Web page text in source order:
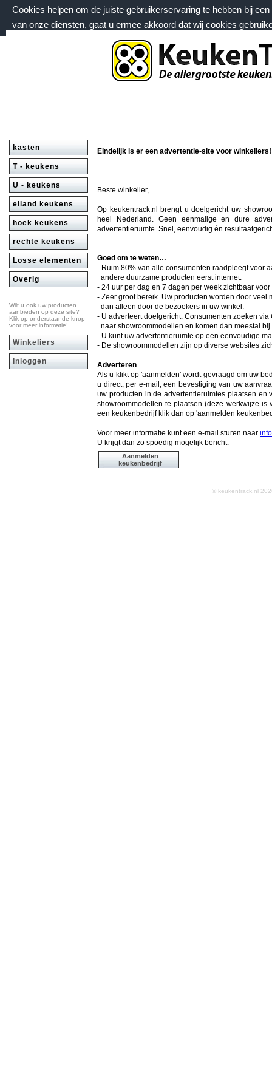
Cookies helpen om de juiste gebruikerservaring te hebben bij
van onze diensten, gaat u ermee akkoord dat wij cookies
zondag 9 augustus 2026, 16:10 uur
Welkom bij keukentrack.nl
kasten
T - keukens
U - keukens
eiland keukens
hoek keukens
rechte keukens
Losse elementen
Overig
Wilt u ook uw producten
aanbieden op deze site?
Klik op onderstaande knop
voor meer informatie!
Winkeliers
Inloggen
Eindelijk is er een advertentie-site voor
Beste winkelier,
Op keukentrack.nl brengt u doelgericht uw
heel Nederland. Geen eenmalige en dure
advertentieruimte. Snel, eenvoudig én
Goed om te weten…
- Ruim 80% van alle consumenten raadpleegt voor
andere duurzame producten eerst internet.
- 24 uur per dag en 7 dagen per week zichtbaar
- Zeer groot bereik. Uw producten worden door
dan alleen door de bezoekers in uw winkel.
- U adverteert doelgericht. Consumenten zoeken
naar showroommodellen en komen dan meestal
- U kunt uw advertentieruimte op een eenvoudige
- De showroommodellen zijn op diverse websites
Adverteren
Als u klikt op 'aanmelden' wordt gevraagd om uw
u direct, per e-mail, een bevestiging van uw
uw producten in de advertentieruimtes plaatsen
showroommodellen te plaatsen (deze werkwijze
een keukenbedrijf klik dan op 'aanmelden
Voor meer informatie kunt een e-mail sturen naar
U krijgt dan zo spoedig mogelijk bericht.
Aanmelden
keukenbedrijf
© keukentrack.nl